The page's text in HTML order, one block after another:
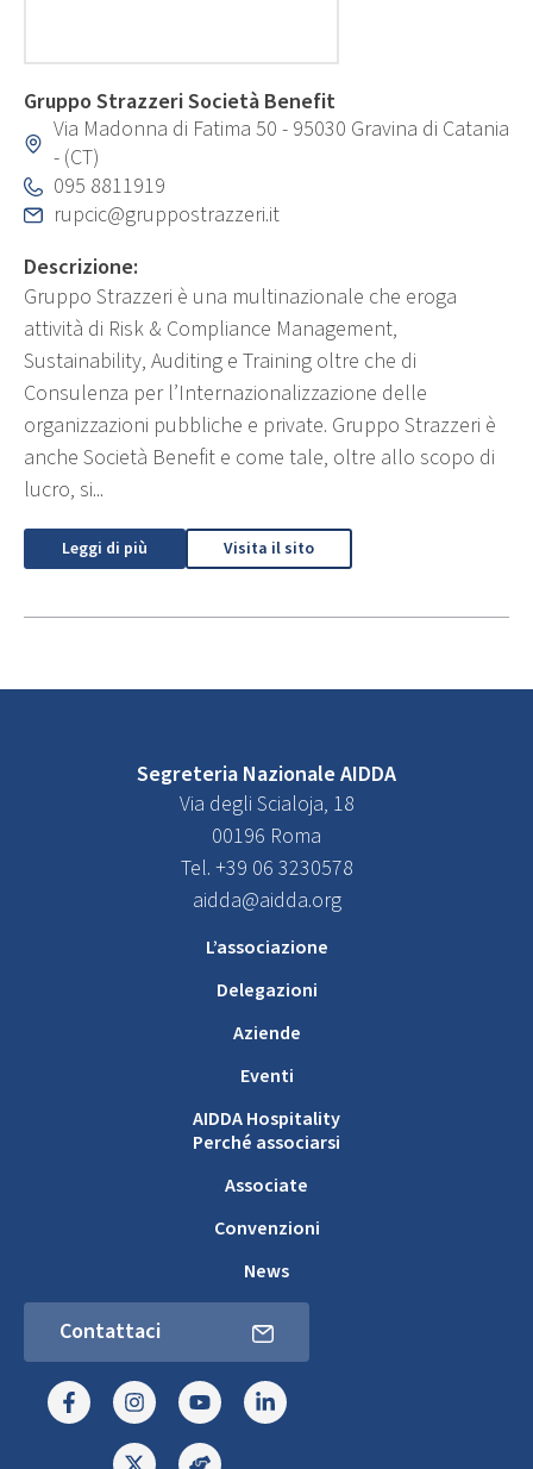
Gruppo Strazzeri Società Benefit
Via Madonna di Fatima 50 - 95030 Gravina di Catania
- (CT)
095 8811919
rupcic@gruppostrazzeri.it
Descrizione:
Gruppo Strazzeri è una multinazionale che eroga
attività di Risk & Compliance Management,
Sustainability, Auditing e Training oltre che di
Consulenza per l’Internazionalizzazione delle
organizzazioni pubbliche e private. Gruppo Strazzeri è
anche Società Benefit e come tale, oltre allo scopo di
lucro, si...
Leggi di più Visita il sito
Segreteria Nazionale AIDDA
Via degli Scialoja, 18
00196 Roma
Tel. +39 06 3230578
aidda@aidda.org
L’associazione
Delegazioni
Aziende
Eventi
AIDDA Hospitality
Perché associarsi
Associate
Convenzioni
News
Contattaci